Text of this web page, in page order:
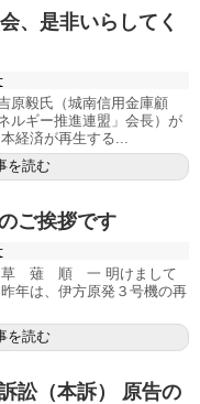
、是非いらしてく
原毅氏（城南信用金庫顧
ルギー推進連盟」会長）が
経済が再生する...
を読む
ご挨拶です
草 薙 順 一 明けまして
年は、伊方原発３号機の再
を読む
訟（本訴） 原告の